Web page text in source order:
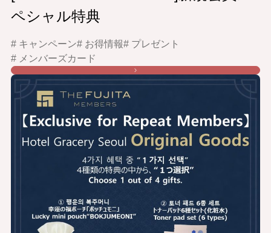
ペシャル特典
# キャンペーン# お得情報# プレゼント
# メンバーズカード